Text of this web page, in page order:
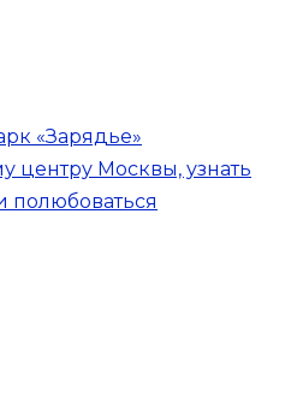
«Зарядье»
центру Москвы, узнать
полюбоваться